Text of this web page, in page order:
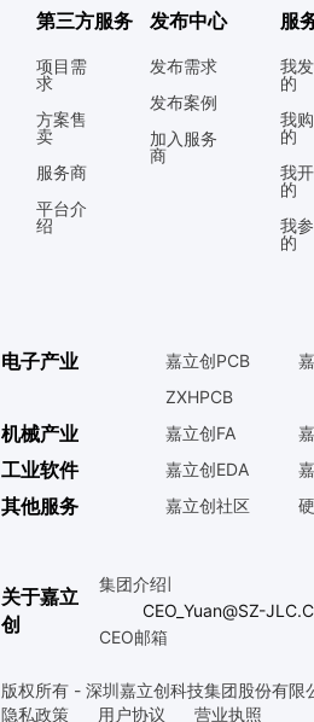
第三方服务
项目需
求
方案售
卖
服务商
平台介
绍
发布中心
发布需求
发布案例
加入服务
商
服
我
的
我
的
我
的
我
的
电子产业 嘉立创PCB
ZXHPCB
机械产业 嘉立创FA
工业软件 嘉立创EDA
其他服务 嘉立创社区
关于嘉立
创
集团介绍
CEO_Yuan@SZ-
CEO邮箱
版权所有 - 深圳嘉立创科技集团股份有限
隐私政策
用户协议 营业执照